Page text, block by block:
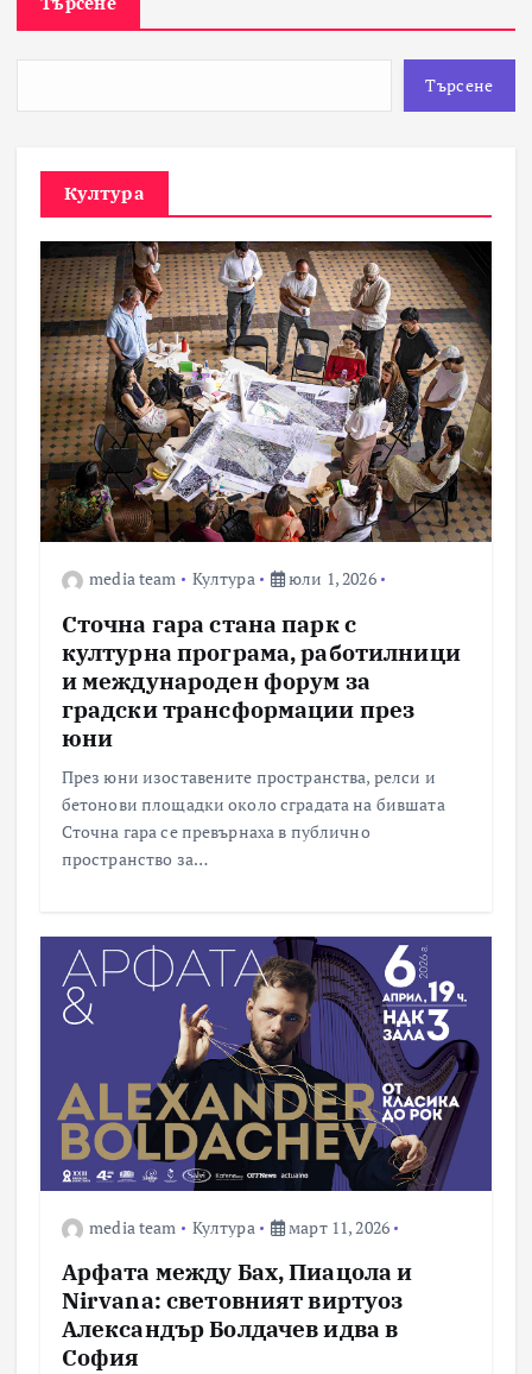
Търсене
Култура
media team Култура юли 1, 2026
Сточна гара стана парк с
културна програма, работилници
и международен форум за
градски трансформации през
юни
През юни изоставените пространства, релси и
бетонови площадки около сградата на бившата
Сточна гара се превърнаха в публично
пространство за…
media team Култура март 11, 2026
Арфата между Бах, Пиацола и
Nirvana: световният виртуоз
Александър Болдачев идва в
София